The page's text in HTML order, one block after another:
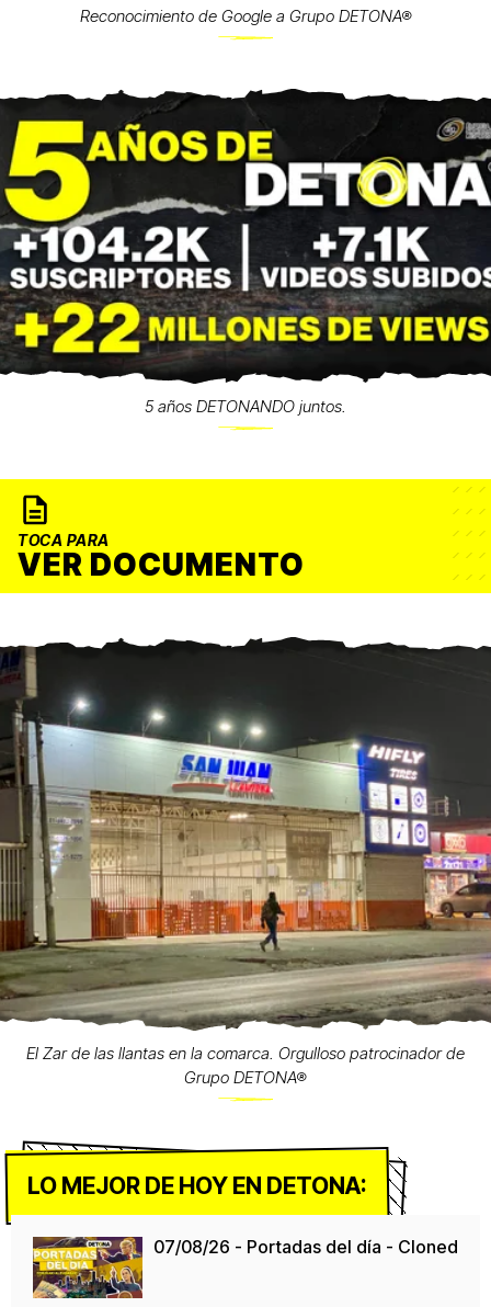
Reconocimiento de Google a Grupo DETONA®
5 años DETONANDO juntos.
TOCA PARA
VER DOCUMENTO
El Zar de las llantas en la comarca. Orgulloso patrocinador de
Grupo DETONA®
LO MEJOR DE HOY EN DETONA:
07/08/26 - Portadas del día - Cloned